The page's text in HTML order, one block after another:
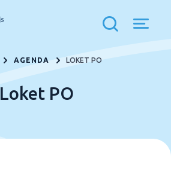
AGENDA LOKET PO
Loket PO